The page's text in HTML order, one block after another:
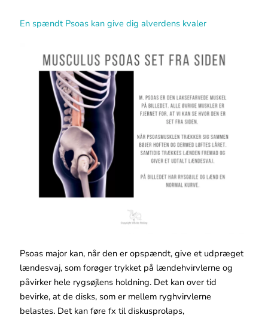
En spændt Psoas kan give dig alverdens kvaler
Psoas major kan, når den er opspændt, give et udpræget
lændesvaj, som forøger trykket på lændehvirvlerne og
påvirker hele rygsøjlens holdning. Det kan over tid
bevirke, at de disks, som er mellem ryghvirvlerne
belastes. Det kan føre fx til diskusprolaps,